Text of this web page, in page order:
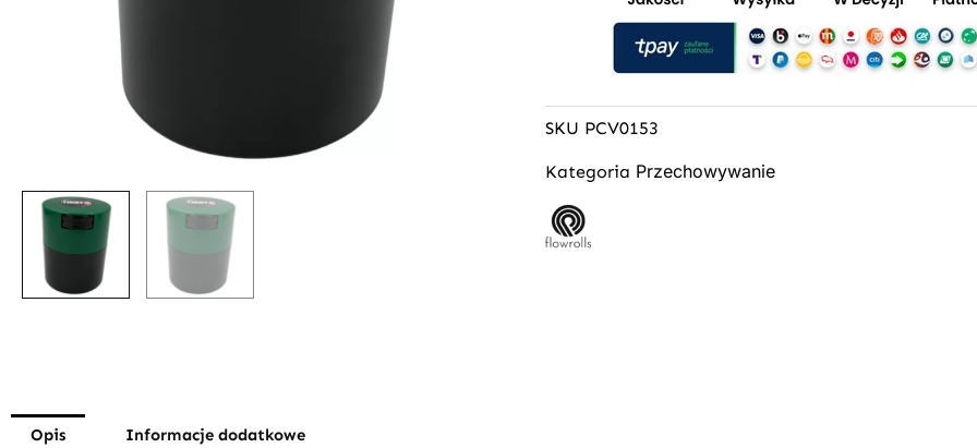
SKU PCV0153
Kategoria Przechowywanie
Opis Informacje dodatkowe